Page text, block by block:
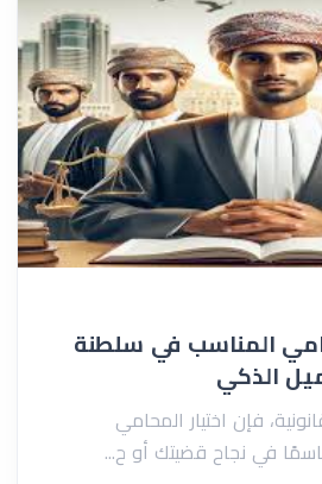
المناسب في سلطنة
الذكي
فإن اختيار المحامي
في نجاح قضيتك أو ح...